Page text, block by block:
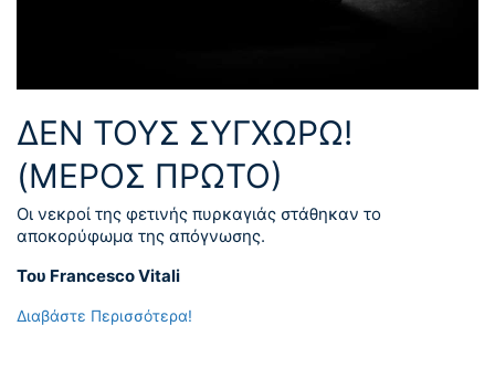
ΔΕΝ ΤΟΥΣ ΣΥΓΧΩΡΏ!
(ΜΕΡΟΣ ΠΡΏΤΟ)
Οι νεκροί της φετινής πυρκαγιάς στάθηκαν το
αποκορύφωμα της απόγνωσης.
Του Francesco Vitali
Διαβάστε Περισσότερα!